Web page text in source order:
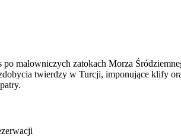
malowniczych zatokach Morza
twierdzy w Turcji, imponujące klify